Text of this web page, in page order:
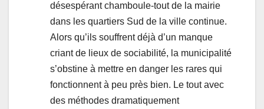
désespérant chamboule-tout de la mairie
dans les quartiers Sud de la ville continue.
Alors qu’ils souffrent déjà d’un manque
criant de lieux de sociabilité, la municipalité
s’obstine à mettre en danger les rares qui
fonctionnent à peu près bien. Le tout avec
des méthodes dramatiquement